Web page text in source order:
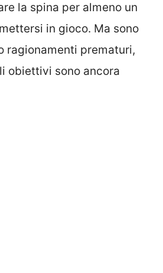
la spina per almeno un
in gioco. Ma sono
ragionamenti prematuri,
obiettivi sono ancora